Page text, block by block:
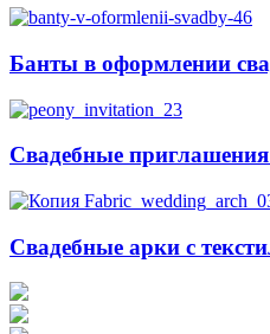
Банты в оформлении
Свадебные
Свадебные арки с